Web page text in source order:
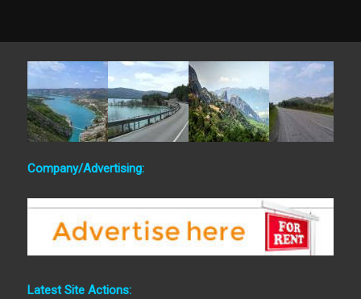
Company/Advertising:
Latest Site Actions: